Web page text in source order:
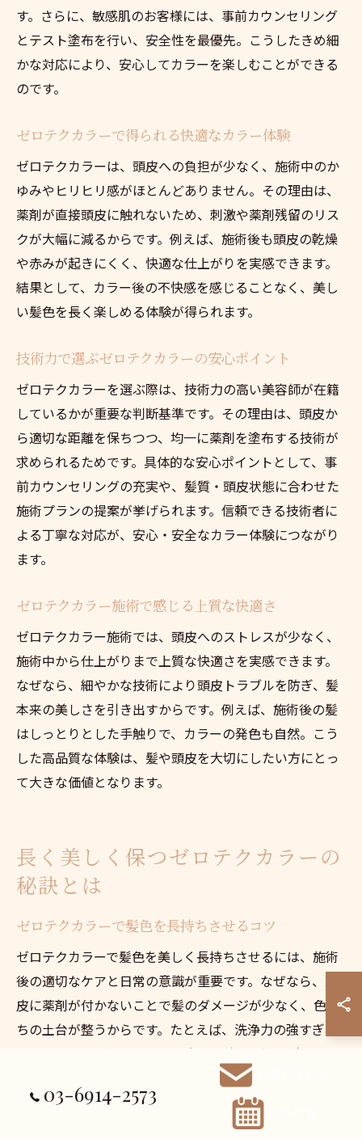
す。さらに、敏感肌のお客様には、事前カウンセリング
とテスト塗布を行い、安全性を最優先。こうしたきめ細
かな対応により、安心してカラーを楽しむことができる
のです。
ゼロテクカラーで得られる快適なカラー体験
ゼロテクカラーは、頭皮への負担が少なく、施術中のか
ゆみやヒリヒリ感がほとんどありません。その理由は、
薬剤が直接頭皮に触れないため、刺激や薬剤残留のリス
クが大幅に減るからです。例えば、施術後も頭皮の乾燥
や赤みが起きにくく、快適な仕上がりを実感できます。
結果として、カラー後の不快感を感じることなく、美し
い髪色を長く楽しめる体験が得られます。
技術力で選ぶゼロテクカラーの安心ポイント
ゼロテクカラーを選ぶ際は、技術力の高い美容師が在籍
しているかが重要な判断基準です。その理由は、頭皮か
ら適切な距離を保ちつつ、均一に薬剤を塗布する技術が
求められるためです。具体的な安心ポイントとして、事
前カウンセリングの充実や、髪質・頭皮状態に合わせた
施術プランの提案が挙げられます。信頼できる技術者に
よる丁寧な対応が、安心・安全なカラー体験につながり
ます。
ゼロテクカラー施術で感じる上質な快適さ
ゼロテクカラー施術では、頭皮へのストレスが少なく、
施術中から仕上がりまで上質な快適さを実感できます。
なぜなら、細やかな技術により頭皮トラブルを防ぎ、髪
本来の美しさを引き出すからです。例えば、施術後の髪
はしっとりとした手触りで、カラーの発色も自然。こう
した高品質な体験は、髪や頭皮を大切にしたい方にとっ
て大きな価値となります。
長く美しく保つゼロテクカラーの
秘訣とは
ゼロテクカラーで髪色を長持ちさせるコツ
ゼロテクカラーで髪色を美しく長持ちさせるには、施術
後の適切なケアと日常の意識が重要です。なぜなら、頭
皮に薬剤が付かないことで髪のダメージが少なく、色持
ちの土台が整うからです。たとえば、洗浄力の強すぎな
いシャンプーを選び、カラー直後は熱いお湯を避けるこ
とで色落ちを抑えられます。このような工夫によって、
ゼロテクカラーの仕上がりをより長く楽しむことができ
03-6914-2573